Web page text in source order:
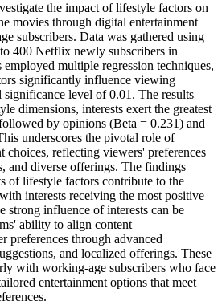
the impact of lifestyle factors on
movies through digital entertainment
subscribers. Data was gathered using
400 Netflix newly subscribers in
multiple regression techniques,
significantly influence viewing
significance level of 0.01. The results
dimensions, interests exert the greatest
by opinions (Beta = 0.231) and
underscores the pivotal role of
choices, reflecting viewers' preferences
and diverse offerings. The findings
of lifestyle factors contribute to the
interests receiving the most positive
strong influence of interests can be
ability to align content
preferences through advanced
and localized offerings. These
with working-age subscribers who face
entertainment options that meet